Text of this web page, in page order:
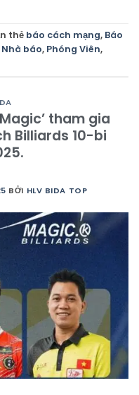
thẻ báo cách mạng, Báo
Nhà báo, Phóng Viên,
tham gia
Billiards 10-bi
BỞI HLV BIDA TOP